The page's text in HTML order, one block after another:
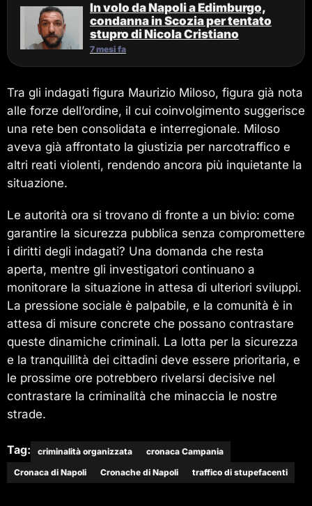
In volo da Napoli a Edimburgo,
condanna in Scozia per tentato
stupro di Nicola Cristiano
7 mesi fa
Tra gli indagati figura Maurizio Miloso, figura già nota
alle forze dell’ordine, il cui coinvolgimento suggerisce
una rete ben consolidata e interregionale. Miloso
aveva già affrontato la giustizia per narcotraffico e
altri reati violenti, rendendo ancora più inquietante la
situazione.
Le autorità ora si trovano di fronte a un bivio: come
garantire la sicurezza pubblica senza compromettere
i diritti degli indagati? Una domanda che resta
aperta, mentre gli investigatori continuano a
monitorare la situazione in attesa di ulteriori sviluppi.
La pressione sociale è palpabile, e la comunità è in
attesa di misure concrete che possano contrastare
queste dinamiche criminali. La lotta per la sicurezza
e la tranquillità dei cittadini deve essere prioritaria, e
le prossime ore potrebbero rivelarsi decisive nel
contrastare la criminalità che minaccia le nostre
strade.
Tag: criminalità organizzata
cronaca Campania
Cronaca di Napoli
Cronache di Napoli traffico di stupefacenti